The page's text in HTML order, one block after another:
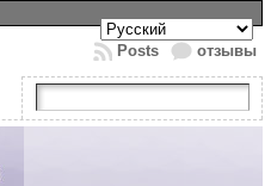
отзывы
Posts